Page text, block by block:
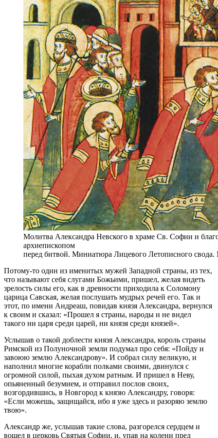
Молитва Александра Невского в храме Св. Софии и
архиепископом
перед битвой. Миниатюра Лицевого Летописного
Потому-то один из именитых мужей Западной страны, из тех,
что называют себя слугами Божьими, пришел, желая видеть
зрелость силы его, как в древности приходила к Соломону
царица Савская, желая послушать мудрых речей его. Так и
этот, по имени Андреаш, повидав князя Александра, вернулся
к своим и сказал: «Прошел я страны, народы и не видел
такого ни царя среди царей, ни князя среди князей».
Услышав о такой доблести князя Александра, король страны
Римской из Полуночной земли подумал про себя: «Пойду и
завоюю землю Александрову». И собрал силу великую, и
наполнил многие корабли полками своими, двинулся с
огромной силой, пыхая духом ратным. И пришел в Неву,
опьяненный безумием, и отправил послов своих,
возгордившись, в Новгород к князю Александру, говоря:
«Если можешь, защищайся, ибо я уже здесь и разоряю землю
твою».
Александр же, услышав такие слова, разгорелся сердцем и
вошел в церковь Святыя Софии, и, упав на колени пред